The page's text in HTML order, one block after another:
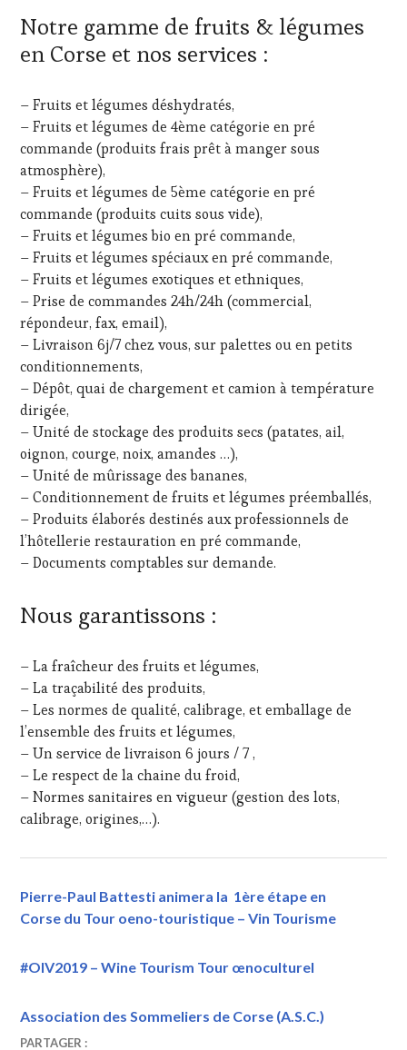
Notre gamme de fruits & légumes
en Corse et nos services :
– Fruits et légumes déshydratés,
– Fruits et légumes de 4ème catégorie en pré
commande (produits frais prêt à manger sous
atmosphère),
– Fruits et légumes de 5ème catégorie en pré
commande (produits cuits sous vide),
– Fruits et légumes bio en pré commande,
– Fruits et légumes spéciaux en pré commande,
– Fruits et légumes exotiques et ethniques,
– Prise de commandes 24h/24h (commercial,
répondeur, fax, email),
– Livraison 6j/7 chez vous, sur palettes ou en petits
conditionnements,
– Dépôt, quai de chargement et camion à température
dirigée,
– Unité de stockage des produits secs (patates, ail,
oignon, courge, noix, amandes …),
– Unité de mûrissage des bananes,
– Conditionnement de fruits et légumes préemballés,
– Produits élaborés destinés aux professionnels de
l’hôtellerie restauration en pré commande,
– Documents comptables sur demande.
Nous garantissons :
– La fraîcheur des fruits et légumes,
– La traçabilité des produits,
– Les normes de qualité, calibrage, et emballage de
l’ensemble des fruits et légumes,
– Un service de livraison 6 jours / 7 ,
– Le respect de la chaine du froid,
– Normes sanitaires en vigueur (gestion des lots,
calibrage, origines,…).
Pierre-Paul Battesti animera la 1ère étape en
Corse du Tour oeno-touristique – Vin Tourisme
#OIV2019 – Wine Tourism Tour œnoculturel
Association des Sommeliers de Corse (A.S.C.)
7
VINTOURISME
PARTAGER :